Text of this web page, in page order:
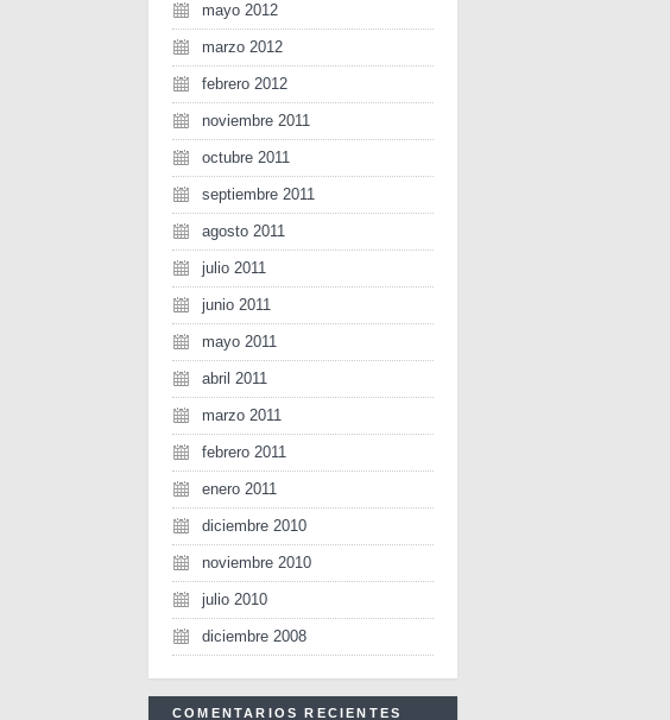
mayo 2012
marzo 2012
febrero 2012
noviembre 2011
octubre 2011
septiembre 2011
agosto 2011
julio 2011
junio 2011
mayo 2011
abril 2011
marzo 2011
febrero 2011
enero 2011
diciembre 2010
noviembre 2010
julio 2010
diciembre 2008
COMENTARIOS RECIENTES